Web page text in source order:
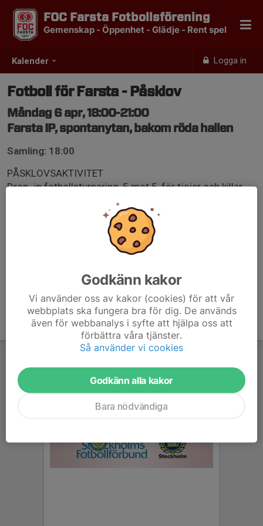
Kalender Logga in
FOC Farsta Fotbollsförening
Gemenskap - Öppenhet - Glädje - Rent spel
Fotboll för Farsta - Påsklov
Måndag 6 apr, 18:00-21:00
Farsta IP, spontanytan, bakom röda hallen
Samling: 18:00
PÅSKLOVSAKTIVITET
Drop- in fotbollsturnering, 5 mot 5, för tjejer och killar,
Gratis - i samarbete med Farsta stadsdelsförvaltning
Godkänn kakor
Vi använder oss av kakor (cookies) för att vår
webbplats ska fungera bra för dig. De används
även för webbanalys i syfte att hjälpa oss att
förbättra våra tjänster.
Så använder vi cookies
Godkänn alla kakor
Bara nödvändiga